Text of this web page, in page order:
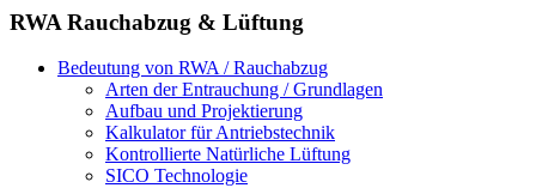
RWA Rauchabzug & Lüftung
Bedeutung von RWA / Rauchabzug
Arten der Entrauchung / Grundlagen
Aufbau und Projektierung
Kalkulator für Antriebstechnik
Kontrollierte Natürliche Lüftung
SICO Technologie